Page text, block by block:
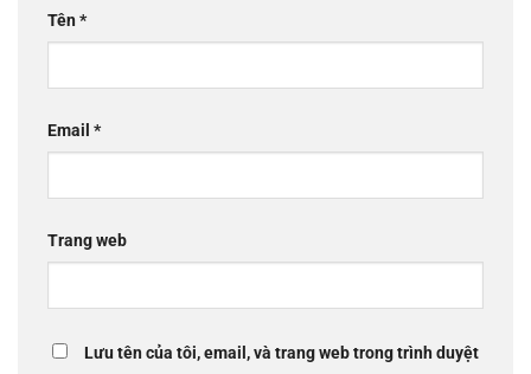
Tên*
Email *
Trang web
Lưu tên của tôi, email, và trang web trong trình duyệt